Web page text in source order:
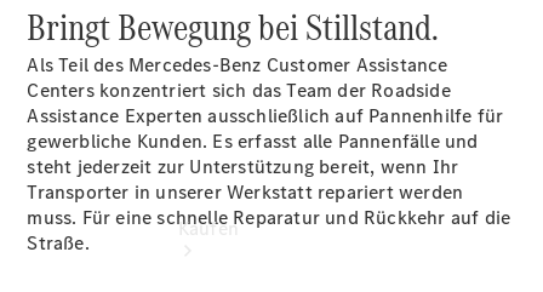
Kaufen
Bringt Bewegung bei Stillstand.
Als Teil des Mercedes-Benz Customer Assistance
Centers konzentriert sich das Team der Roadside
Assistance Experten ausschließlich auf Pannenhilfe für
gewerbliche Kunden. Es erfasst alle Pannenfälle und
steht jederzeit zur Unterstützung bereit, wenn Ihr
Transporter in unserer Werkstatt repariert werden
muss. Für eine schnelle Reparatur und Rückkehr auf die
Straße.